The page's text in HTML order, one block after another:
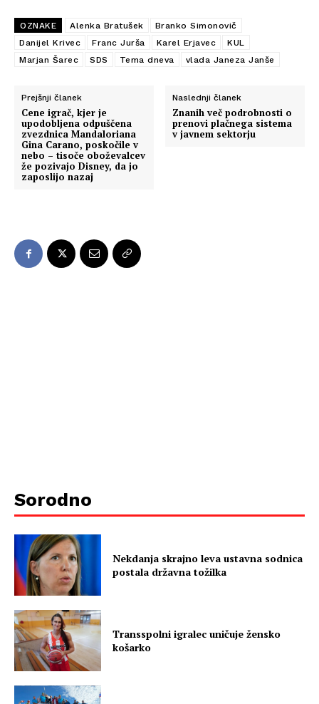
OZNAKE Alenka Bratušek
Branko Simonovič
Danijel Krivec
Franc Jurša Karel Erjavec
KUL
Marjan Šarec
SDS Tema dneva vlada Janeza Janše
Prejšnji članek
Cene igrač, kjer je
upodobljena odpuščena
zvezdnica Mandaloriana
Gina Carano, poskočile v
nebo – tisoče oboževalcev
že pozivajo Disney, da jo
zaposlijo nazaj
Naslednji članek
Znanih več podrobnosti o
prenovi plačnega sistema
v javnem sektorju
Sorodno
Nekdanja skrajno leva ustavna sodnica
postala državna tožilka
Transspolni igralec uničuje žensko
košarko